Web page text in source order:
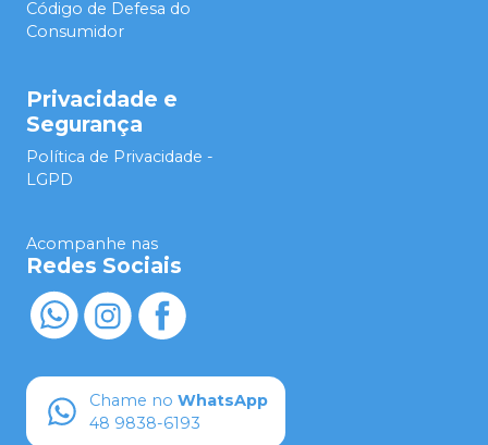
Código de Defesa do
Consumidor
Privacidade e
Segurança
Política de Privacidade -
LGPD
Acompanhe nas
Redes Sociais
Chame no WhatsApp
48 9838-6193